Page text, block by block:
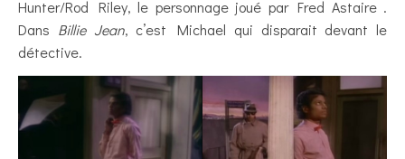
Hunter/Rod Riley, le personnage joué par Fred Astaire .
Dans Billie Jean, c’est Michael qui disparait devant le
détective.